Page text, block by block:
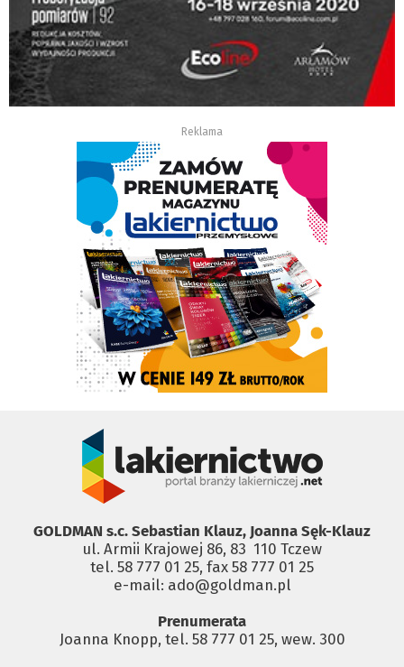
Reklama
GOLDMAN s.c. Sebastian Klauz, Joanna Sęk-Klauz
ul. Armii Krajowej 86, 83 ­ 110 Tczew
tel. 58 777 01 25, fax 58 777 01 25
e-mail: ado@goldman.pl
Prenumerata
Joanna Knopp, tel. 58 777 01 25, wew. 300